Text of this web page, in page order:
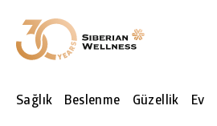
Sağlık Beslenme Güzellik Ev